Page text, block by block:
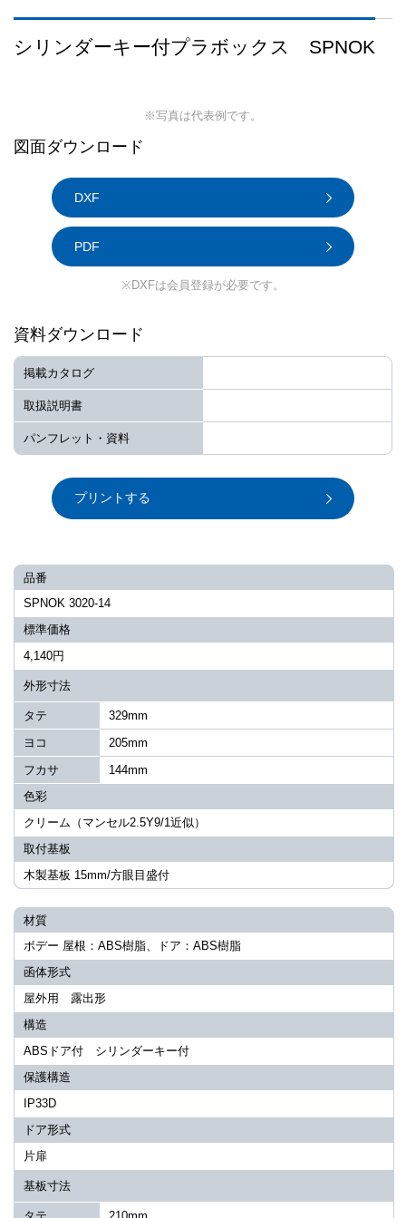
シリンダーキー付プラボックス SPNOK
※写真は代表例です。
品番
SPNOK 3020-14
標準価格
4,140円
外形寸法
タテ
329mm
ヨコ
205mm
フカサ
144mm
色彩
クリーム（マンセル2.5Y9/1近似）
取付基板
木製基板 15mm/方眼目盛付
図面ダウンロード
DXF
PDF
※DXFは会員登録が必要です。
資料ダウンロード
掲載カタログ
取扱説明書
パンフレット・資料
プリントする
材質
ボデー 屋根：ABS樹脂、ドア：ABS樹脂
函体形式
屋外用 露出形
構造
ABSドア付 シリンダーキー付
保護構造
IP33D
ドア形式
片扉
基板寸法